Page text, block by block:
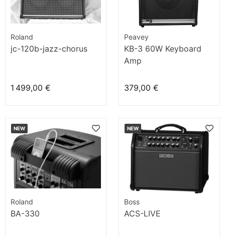
Roland
jc-120b-jazz-chorus
1 499,00 €
Peavey
KB-3 60W Keyboard
Amp
379,00 €
NEW
Roland
BA-330
NEW
Boss
ACS-LIVE